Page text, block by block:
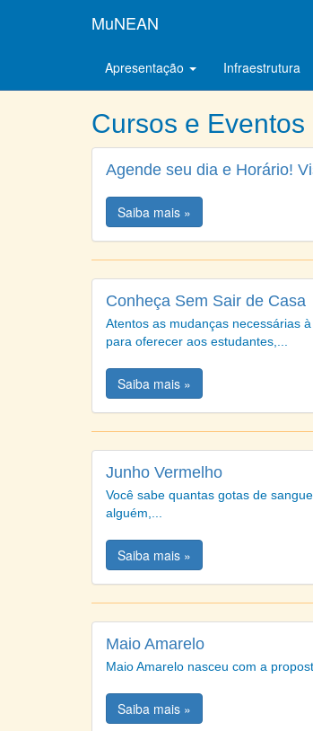
MuNEAN
Apresentação Infraestrutura
Cursos e Eventos
Agende seu dia e Horário!
Saiba mais »
Conheça Sem Sair de Casa
Atentos as mudanças necessárias
para oferecer aos estudantes,...
Saiba mais »
Junho Vermelho
Você sabe quantas gotas de
alguém,...
Saiba mais »
Maio Amarelo
Maio Amarelo nasceu com a
Saiba mais »